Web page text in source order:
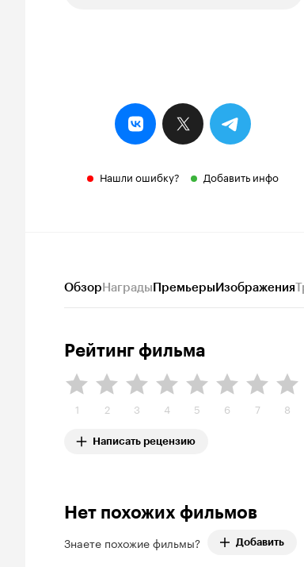
Нашли ошибку? Добавить инфо
ОбзорНаградыПремьерыИзображения
Рейтинг фильма
1 2 3 4 5 6 7 8
Написать рецензию
Нет похожих фильмов
Знаете похожие фильмы? Добавить